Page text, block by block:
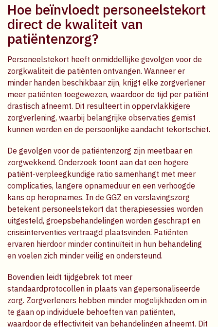
Hoe beïnvloedt personeelstekort
direct de kwaliteit van
patiëntenzorg?
Personeelstekort heeft onmiddellijke gevolgen voor de
zorgkwaliteit die patiënten ontvangen. Wanneer er
minder handen beschikbaar zijn, krijgt elke zorgverlener
meer patiënten toegewezen, waardoor de tijd per patiënt
drastisch afneemt. Dit resulteert in oppervlakkigere
zorgverlening, waarbij belangrijke observaties gemist
kunnen worden en de persoonlijke aandacht tekortschiet.
De gevolgen voor de patiëntenzorg zijn meetbaar en
zorgwekkend. Onderzoek toont aan dat een hogere
patiënt-verpleegkundige ratio samenhangt met meer
complicaties, langere opnameduur en een verhoogde
kans op heropnames. In de GGZ en verslavingszorg
betekent personeelstekort dat therapiesessies worden
uitgesteld, groepsbehandelingen worden geschrapt en
crisisinterventies vertraagd plaatsvinden. Patiënten
ervaren hierdoor minder continuïteit in hun behandeling
en voelen zich minder veilig en ondersteund.
Bovendien leidt tijdgebrek tot meer
standaardprotocollen in plaats van gepersonaliseerde
zorg. Zorgverleners hebben minder mogelijkheden om in
te gaan op individuele behoeften van patiënten,
waardoor de effectiviteit van behandelingen afneemt. Dit